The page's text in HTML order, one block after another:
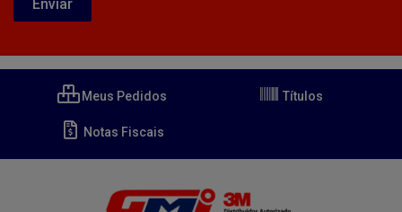
Meus Pedidos Títulos
Notas Fiscais